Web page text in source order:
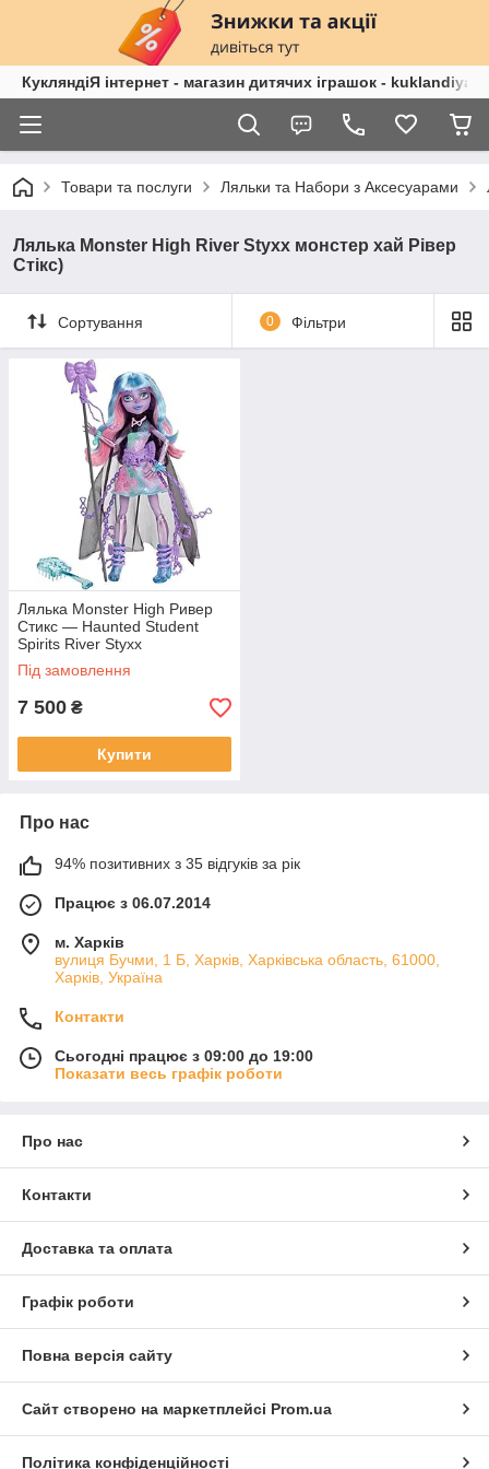
КукляндіЯ інтернет - магазин дитячих іграшок -
Товари та послуги Ляльки та Набори з Аксесуарами
Лялька Monster High River Styxx монстер хай Рівер
Стікс)
Сортування 0 Фільтри
Лялька Monster High Ривер
Стикс — Haunted Student
Spirits River Styxx
Під замовлення
7 500 ₴
Купити
Про нас
94% позитивних з 35 відгуків за рік
Працює з 06.07.2014
м. Харків
вулиця Бучми, 1 Б, Харків, Харківська область, 61000,
Харків, Україна
Контакти
Сьогодні працює з 09:00 до 19:00
Показати весь графік роботи
Про нас
Контакти
Доставка та оплата
Графік роботи
Повна версія сайту
Сайт створено на маркетплейсі Prom.ua
Політика конфіденційності